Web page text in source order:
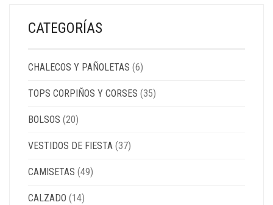
ERA:
14,99 €.
ES:
4,50 €.
CATEGORÍAS
CHALECOS Y PAÑOLETAS (6)
TOPS CORPIÑOS Y CORSES (35)
BOLSOS (20)
VESTIDOS DE FIESTA (37)
CAMISETAS (49)
CALZADO (14)